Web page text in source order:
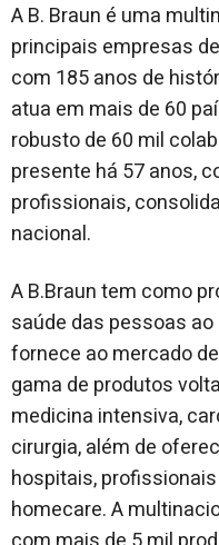
A B. Braun é uma
principais empresas
com 185 anos de
atua em mais de 60
robusto de 60 mil
presente há 57 anos,
profissionais,
nacional.
A B.Braun tem como
saúde das pessoas
fornece ao mercado
gama de produtos
medicina intensiva,
cirurgia, além de
hospitais,
homecare. A